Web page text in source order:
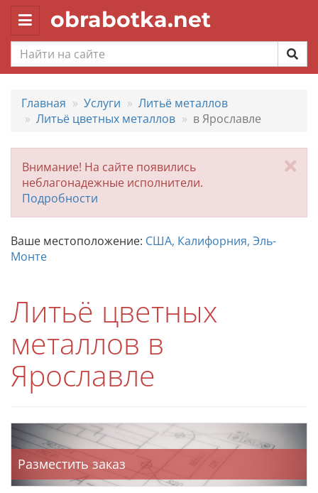
Toggle
navigation
obrabotka.net
Главная Услуги
Литьё металлов
Литьё цветных металлов
в Ярославле
Внимание! На сайте появились
неблагонадежные исполнители.
Подробности
Ваше местоположение: США, Калифорния, Эль-
Монте
Литьё цветных
металлов в
Ярославле
Разместить заказ